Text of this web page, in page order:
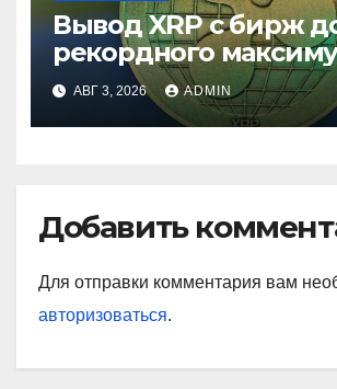
Вывод XRP с бирж
рекордного
летАВГ 3, 2026 ADMIN
Добавить
Для отправки комментария вам
авторизоваться.